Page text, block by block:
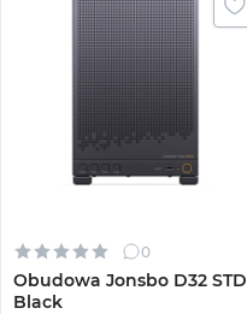
0
Obudowa Jonsbo D32 STD
Black